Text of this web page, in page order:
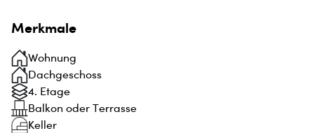
Merkmale
Wohnung
Dachgeschoss
4. Etage
Balkon oder Terrasse
Keller